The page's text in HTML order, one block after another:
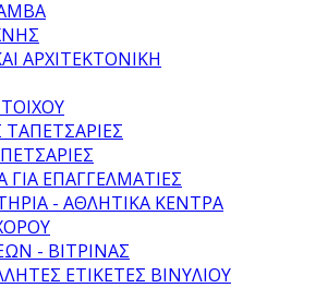
ΑΡΧΙΤΕΚΤΟΝΙΚΗ
ΤΑΠΕΤΣΑΡΙΕΣ
ΕΠΑΓΓΕΛΜΑΤΙΕΣ
- ΑΘΛΗΤΙΚΑ ΚΕΝΤΡΑ
- ΒΙΤΡΙΝΑΣ
ΕΤΙΚΕΤΕΣ ΒΙΝΥΛΙΟΥ